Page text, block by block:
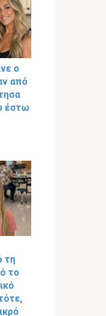
ο
από
έστω
τη
το